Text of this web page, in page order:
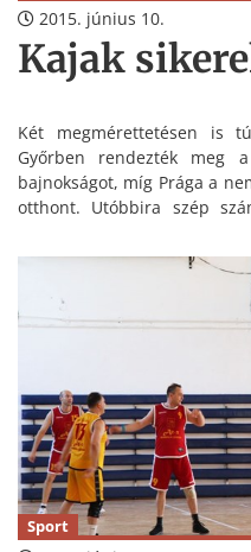
2015. június 10.
Kajak
Két megmérettetésen is
Győrben rendezték meg
bajnokságot, míg Prága a
otthont. Utóbbira szép
kategóriákban.
Sport